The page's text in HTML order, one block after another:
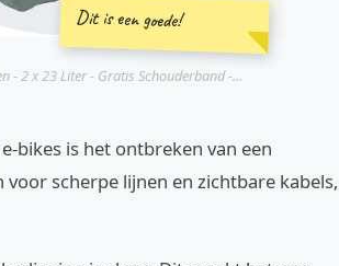
Dit is een goede!
- 2 x 23 Liter - Gratis Schouderband -...
bikes is het ontbreken van een
scherpe lijnen en zichtbare kabels,